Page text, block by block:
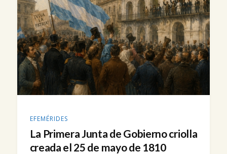
EFEMÉRIDES
La Primera Junta de Gobierno criolla
creada el 25 de mayo de 1810